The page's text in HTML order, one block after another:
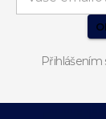
Přihlášením